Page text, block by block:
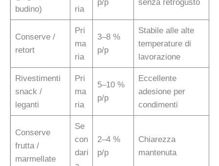
budino)
ria
p/p
senza retrogusto
Conserve /
retort
Pri
ma
ria
3–8 %
p/p
Stabile alle alte
temperature di
lavorazione
Rivestimenti
snack /
leganti
Pri
ma
ria
5–10 %
p/p
Eccellente
adesione per
condimenti
Conserve
frutta /
marmellate
Se
con
dari
2–4 %
p/p
Chiarezza
mantenuta